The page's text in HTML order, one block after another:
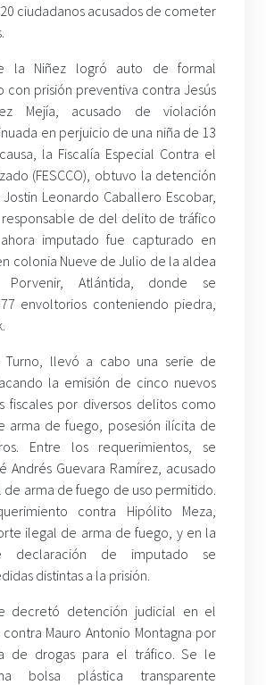
ciudadanos acusados de cometer
la Niñez logró auto de formal
con prisión preventiva contra Jesús
Mejía, acusado de violación
en perjuicio de una niña de 13
la Fiscalía Especial Contra el
(FESCCO), obtuvo la detención
Leonardo Caballero Escobar,
de del delito de tráfico
imputado fue capturado en
colonia Nueve de Julio de la aldea
Atlántida, donde se
envoltorios conteniendo piedra,
Turno, llevó a cabo una serie de
la emisión de cinco nuevos
fiscales por diversos delitos como
arma de fuego, posesión ilícita de
Entre los requerimientos, se
Andrés Guevara Ramírez, acusado
arma de fuego de uso permitido.
contra Hipólito Meza,
ilegal de arma de fuego, y en la
declaración de imputado se
distintas a la prisión.
decretó detención judicial en el
Mauro Antonio Montagna por
de drogas para el tráfico. Se le
bolsa plástica transparente